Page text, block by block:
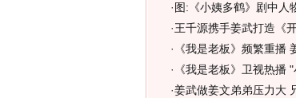
· 图:《小姨多鹤》剧中人
·王千源携手姜武打造《
· 《我是老板》频繁重播
· 《我是老板》卫视热播
·姜武做姜文弟弟压力大